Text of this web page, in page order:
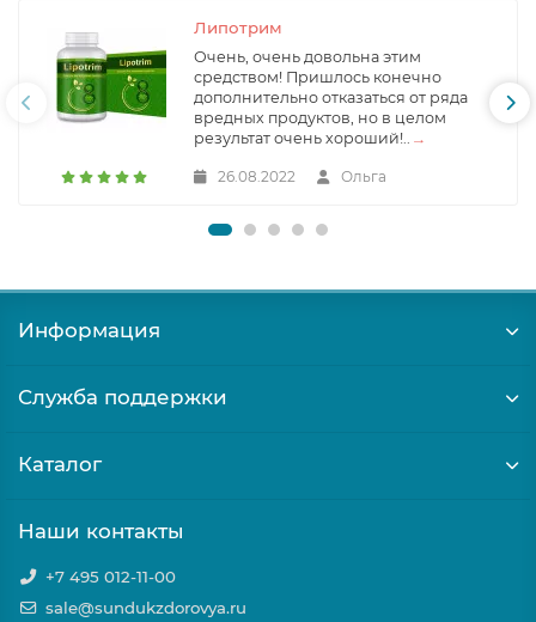
Липотрим
Очень, очень довольна этим
средством! Пришлось конечно
дополнительно отказаться от ряда
вредных продуктов, но в целом
результат очень хороший!.. →
26.08.2022 Ольга
Информация
Служба поддержки
Каталог
Наши контакты
+7 495 012-11-00
sale@sundukzdorovya.ru